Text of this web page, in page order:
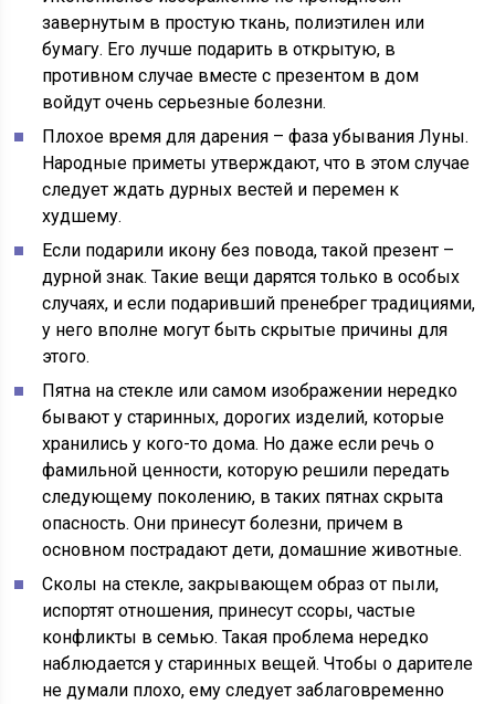
завернутым в простую ткань, полиэтилен или
бумагу. Его лучше подарить в открытую, в
противном случае вместе с презентом в дом
войдут очень серьезные болезни.
Плохое время для дарения – фаза убывания Луны.
Народные приметы утверждают, что в этом случае
следует ждать дурных вестей и перемен к
худшему.
Если подарили икону без повода, такой презент –
дурной знак. Такие вещи дарятся только в особых
случаях, и если подаривший пренебрег традициями,
у него вполне могут быть скрытые причины для
этого.
Пятна на стекле или самом изображении нередко
бывают у старинных, дорогих изделий, которые
хранились у кого-то дома. Но даже если речь о
фамильной ценности, которую решили передать
следующему поколению, в таких пятнах скрыта
опасность. Они принесут болезни, причем в
основном пострадают дети, домашние животные.
Сколы на стекле, закрывающем образ от пыли,
испортят отношения, принесут ссоры, частые
конфликты в семью. Такая проблема нередко
наблюдается у старинных вещей. Чтобы о дарителе
не думали плохо, ему следует заблаговременно